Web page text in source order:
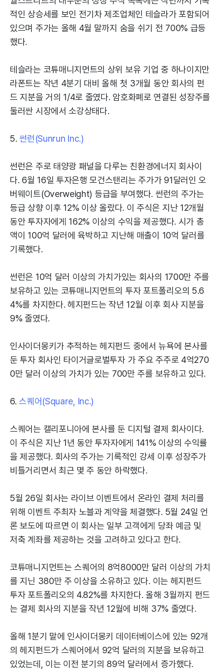
적인 상승세를 보인 전기차 제조업체인 테슬라가 포함되어
있으며 주가는 올해 4월 말까지 숨을 쉬기 전 700% 급등
했다.
테슬라는 코튜매니지먼트의 상위 보유 기업 중 하나이지만
라폰트는 작년 4분기 대비 올해 첫 3개월 동안 회사의 펀
드 지분을 거의 1/4로 줄였다. 암호화폐로 연결된 성장주를
둘러싼 시장에서 소강상태다.
5.썬런(Sunrun Inc.)
썬런은 주로 태양광 패널을 다루는 친환경에너지 회사이
다. 6월 16일 투자은행 모건스탠리는 주가가 91달러인 오
버웨이트(Overweight) 등급을 부여했다. 썬런의 주가는
등급 상향 이후 12% 이상 올랐다. 이 주식은 지난 12개월
동안 투자자에게 162% 이상의 수익을 제공했다. 시가 총
액이 100억 달러에 육박하고 지난해 매출이 10억 달러를
기록했다.
썬런은 10억 달러 이상의 가치가있는 회사의 1700만 주를
보유하고 있는 코튜매니지먼트의 투자 포트폴리오의 5.6
4%를 차지한다. 헤지펀드는 작년 12월 이후 회사 지분을
9% 줄였다.
인사이더몽키가 추적하는 헤지펀드 중에서 뉴욕에 본사를
둔 투자 회사인 타이거글로벌투자 가 주요 주주로 4억270
0만 달러 이상의 가치가 있는 700만 주를 보유하고 있다.
6.스퀘어(Square, Inc.)
스퀘어는 캘리포니아에 본사를 둔 디지털 결제 회사이다.
이 주식은 지난 1년 동안 투자자에게 141% 이상의 수익률
을 제공했다. 회사의 주가는 기록적인 강세 이후 성장주가
비틀거리면서 최근 몇 주 동안 하락했다.
5월 26일 회사는 라이브 이벤트에서 온라인 결제 처리를
위해 이벤트 주최자 노블과 계약을 체결했다. 5월 24일 언
론 보도에 따르면 이 회사는 일부 고객에게 당좌 예금 및
저축 계좌를 제공하는 것을 고려하고 있다고 한다.
코튜매니지먼트는 스퀘어의 8억8000만 달러 이상의 가치
를 지닌 380만 주 이상을 소유하고 있다. 이는 헤지펀드
투자 포트폴리오의 4.82%를 차지한다. 올해 3월까지 펀드
는 결제 회사의 지분을 작년 12월에 비해 37% 줄였다.
올해 1분기 말에 인사이더몽키 데이터베이스에 있는 92개
의 헤지펀드가 스퀘어에서 92억 달러의 지분을 보유하고
있었는데, 이는 이전 분기의 89억 달러에서 증가했다.